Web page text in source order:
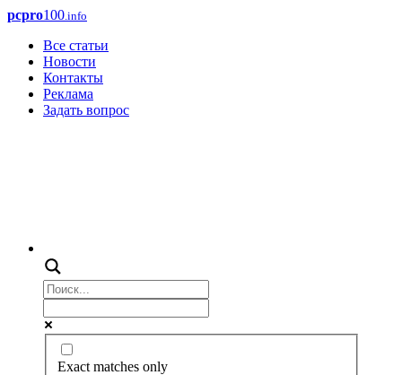
pcpro100.info
Все статьи
Новости
Контакты
Реклама
Задать вопрос
Exact matches only